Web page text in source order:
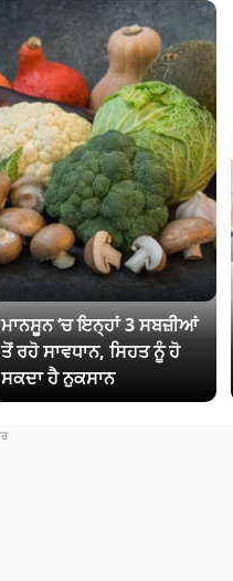
ਮਾਨਸੂਨ ‘ਚ ਇਨ੍ਹਾਂ 3 ਸਬਜ਼ੀਆਂ
ਤੋਂ ਰਹੋ ਸਾਵਧਾਨ, ਸਿਹਤ ਨੂੰ ਹੋ
ਸਕਦਾ ਹੈ ਨੁਕਸਾਨ